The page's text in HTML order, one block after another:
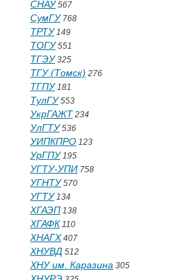
СНАУ567
СумГУ768
ТРТУ149
ТОГУ551
ТГЭУ325
ТГУ (Томск) 276
ТГПУ181
ТулГУ553
УкрГАЖТ 234
УлГТУ536
УИПКПРО 123
УрГПУ195
УГТУ-УПИ 758
УГНТУ570
УГТУ134
ХГАЭП 138
ХГАФК 110
ХНАГХ 407
ХНУВД 512
ХНУ им. Каразина 305